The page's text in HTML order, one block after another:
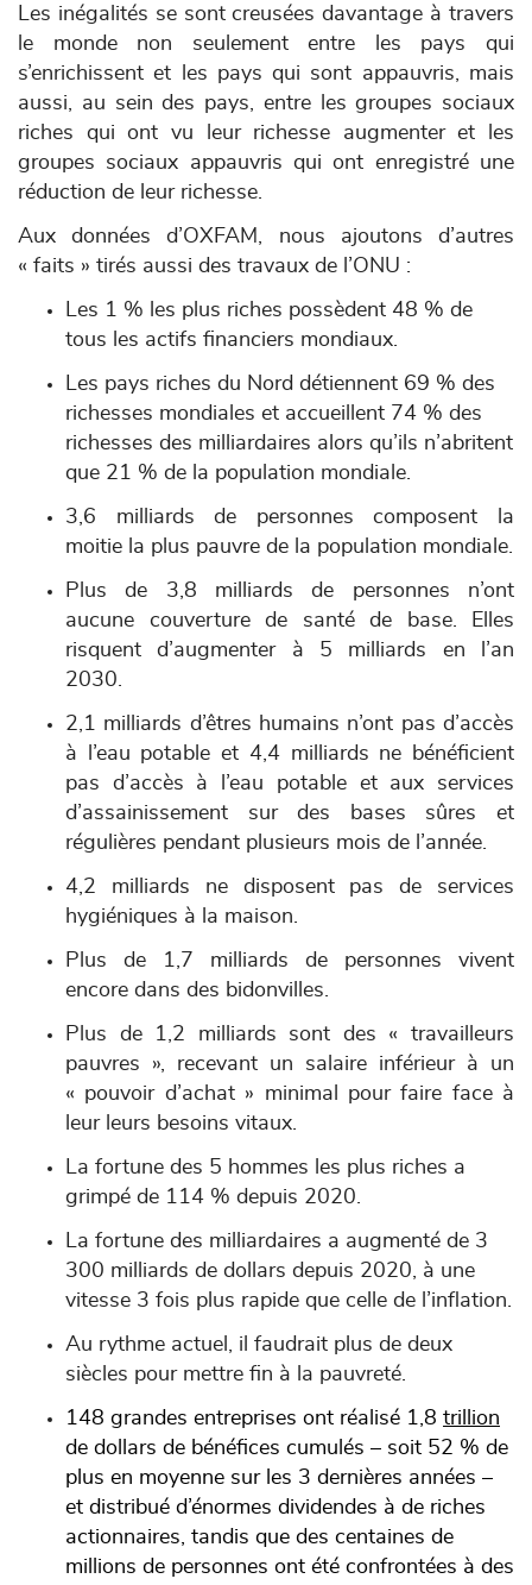
Les inégalités se sont creusées davantage à travers
le monde non seulement entre les pays qui
s’enrichissent et les pays qui sont appauvris, mais
aussi, au sein des pays, entre les groupes sociaux
riches qui ont vu leur richesse augmenter et les
groupes sociaux appauvris qui ont enregistré une
réduction de leur richesse.
Aux données d’OXFAM, nous ajoutons d’autres
« faits » tirés aussi des travaux de l’ONU :
Les 1 % les plus riches possèdent 48 % de
tous les actifs financiers mondiaux.
Les pays riches du Nord détiennent 69 % des
richesses mondiales et accueillent 74 % des
richesses des milliardaires alors qu’ils n’abritent
que 21 % de la population mondiale.
3,6 milliards de personnes composent la
moitie la plus pauvre de la population mondiale.
Plus de 3,8 milliards de personnes n’ont
aucune couverture de santé de base. Elles
risquent d’augmenter à 5 milliards en l’an
2030.
2,1 milliards d’êtres humains n’ont pas d’accès
à l’eau potable et 4,4 milliards ne bénéficient
pas d’accès à l’eau potable et aux services
d’assainissement sur des bases sûres et
régulières pendant plusieurs mois de l’année.
4,2 milliards ne disposent pas de services
hygiéniques à la maison.
Plus de 1,7 milliards de personnes vivent
encore dans des bidonvilles.
Plus de 1,2 milliards sont des « travailleurs
pauvres », recevant un salaire inférieur à un
« pouvoir d’achat » minimal pour faire face à
leur leurs besoins vitaux.
La fortune des 5 hommes les plus riches a
grimpé de 114 % depuis 2020.
La fortune des milliardaires a augmenté de 3
300 milliards de dollars depuis 2020, à une
vitesse 3 fois plus rapide que celle de l’inflation.
Au rythme actuel, il faudrait plus de deux
siècles pour mettre fin à la pauvreté.
148 grandes entreprises ont réalisé 1,8 trillion
de dollars de bénéfices cumulés – soit 52 % de
plus en moyenne sur les 3 dernières années –
et distribué d’énormes dividendes à de riches
actionnaires, tandis que des centaines de
millions de personnes ont été confrontées à des